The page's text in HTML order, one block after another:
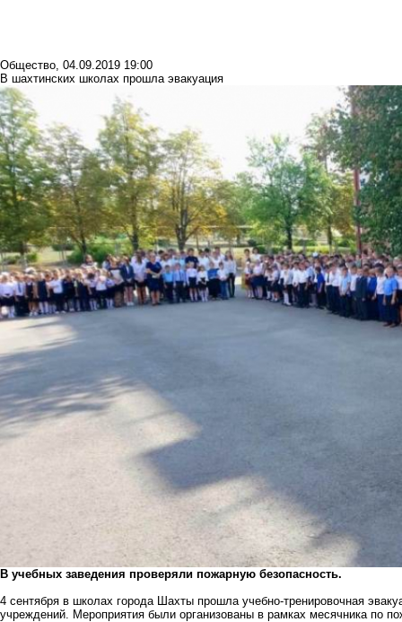
Общество, 04.09.2019 19:00
В шахтинских школах прошла эвакуация
В учебных заведения проверяли пожарную безопасность.
4 сентября в школах города Шахты прошла учебно-тренировочная
учреждений. Мероприятия были организованы в рамках месячника по